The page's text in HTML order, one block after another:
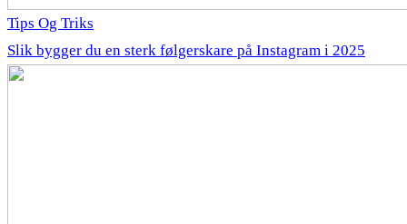
Tips Og Triks
Slik bygger du en sterk følgerskare på Instagram i 2025